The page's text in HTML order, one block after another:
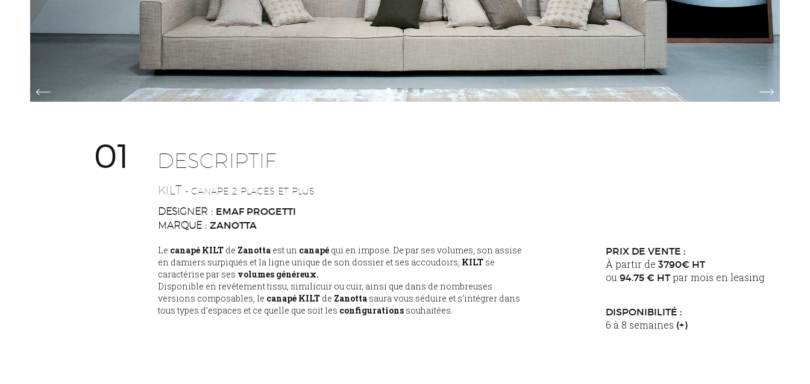
EMAF PROGETTI
01 DESCRIPTIF
KILT - CANAPE 2 PLACES ET PLUS
DESIGNER : EMAF PROGETTI
MARQUE :ZANOTTA
Le canapé KILT de Zanotta est un canapé qui en impose. De par ses volumes, son assise
en damiers surpiqués et la ligne unique de son dossier et ses accoudoirs, KILT se
caractérise par ses volumes généreux.
Disponible en revêtement tissu, similicuir ou cuir, ainsi que dans de nombreuses
versions composables, le canapé KILT de Zanotta saura vous séduire et s’intégrer dans
tous types d’espaces et ce quelle que soit les configurations souhaitées.
PRIX DE VENTE :
À partir de3790€ HT
ou94.75 € HTpar mois en leasing
DISPONIBILITÉ :
6 à 8 semaines (+)